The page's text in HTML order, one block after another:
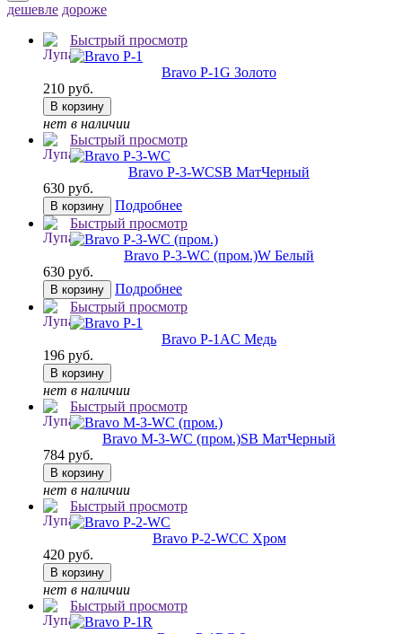
дешевле дороже
Быстрый просмотр
Bravo P-1G Золото
210 руб.
В корзину
нет в наличии
Быстрый просмотр
Bravo P-3-WCSB МатЧерный
630 руб.
В корзину
Подробнее
Быстрый просмотр
Bravo P-3-WC (пром.)W Белый
630 руб.
В корзину
Подробнее
Быстрый просмотр
Bravo P-1 AC Медь
196 руб.
В корзину
нет в наличии
Быстрый просмотр
Bravo M-3-WC (пром.)SB МатЧерный
784 руб.
В корзину
нет в наличии
Быстрый просмотр
Bravo P-2-WCC Хром
420 руб.
В корзину
нет в наличии
Быстрый просмотр